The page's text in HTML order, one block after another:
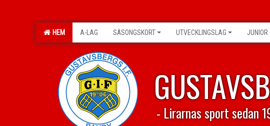
HEM A-LAG SÄSONGSKORT UTVECKLINGSLAG JUNIOR
- Lirarnas sport sedan